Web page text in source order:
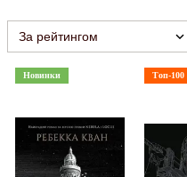
За рейтингом
Новинки Топ-100